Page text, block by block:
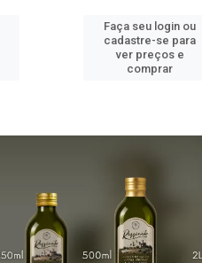
Faça seu login ou
cadastre-se para
ver preços e
comprar